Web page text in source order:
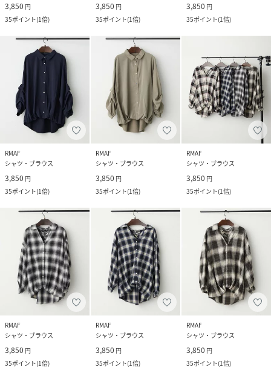
3,850 円
35ポイント(1倍)
3,850 円
35ポイント(1倍)
3,850 円
35ポイント(1倍)
RMAF
シャツ・ブラウス
3,850 円
35ポイント(1倍)
RMAF
シャツ・ブラウス
3,850 円
35ポイント(1倍)
RMAF
シャツ・ブラウス
3,850 円
35ポイント(1倍)
RMAF
シャツ・ブラウス
3,850 円
35ポイント(1倍)
RMAF
シャツ・ブラウス
3,850 円
35ポイント(1倍)
RMAF
シャツ・ブラウス
3,850 円
35ポイント(1倍)